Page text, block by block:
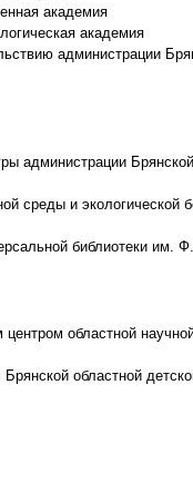
академия
академия
администрации
администрации
среды и экологической
библиотеки им.
областной
областной